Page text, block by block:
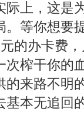
际上，这是
等你想要
的办卡费，
榨干你的
的来路不明
基本无追回